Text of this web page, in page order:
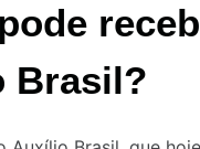
Brasil?